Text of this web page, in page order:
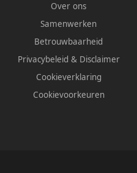
Over ons
Samenwerken
Betrouwbaarheid
Privacybeleid & Disclaimer
Cookieverklaring
Cookievoorkeuren